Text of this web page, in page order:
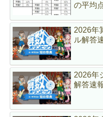
の平均
2026年
ル解答
2026年
解答速